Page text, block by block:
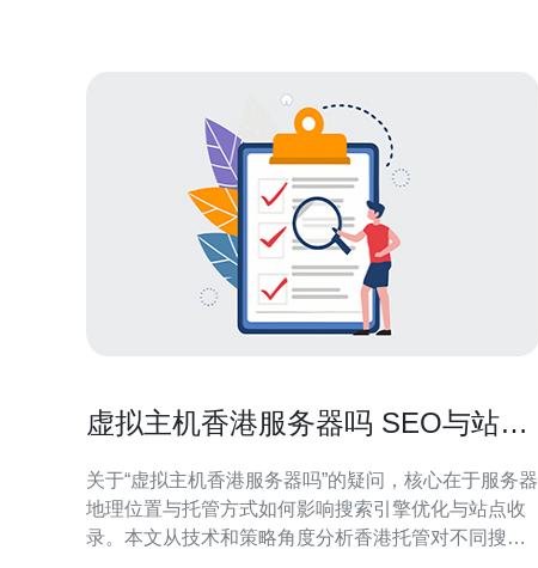
虚拟主机香港服务器吗 SEO与站点
关于“虚拟主机香港服务器吗”的疑问，核心在于服务器
地理位置与托管方式如何影响搜索引擎优化与站点收
录。本文从技术和策略角度分析香港托管对不同搜索